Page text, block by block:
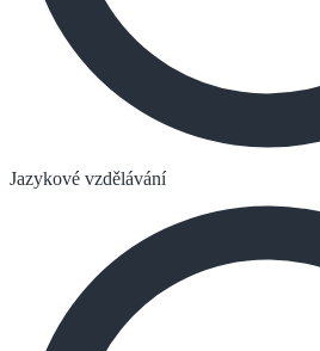
Jazykové vzdělávání